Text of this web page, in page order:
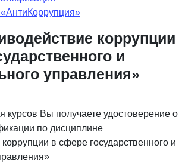
коррупции
и
управления»
курсов Вы получаете удостоверение о
по дисциплине
в сфере государственного и